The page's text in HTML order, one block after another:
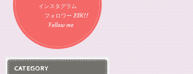
インスタグラム
フォロワー 23K!!
Follow me
CATEGORY